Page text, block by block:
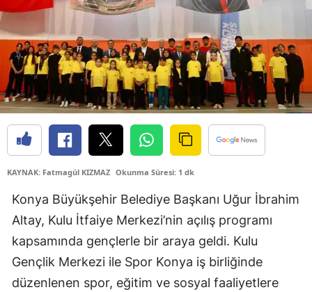
Burdur
Bursa
Çanakkale
Çankırı
Çorum
Denizli
Edirne
Elazığ
Erzincan
KAYNAK: Fatmagül KIZMAZ Okunma Süresi: 1 dk
Konya Büyükşehir Belediye Başkanı Uğur İbrahim
Altay, Kulu İtfaiye Merkezi’nin açılış programı
kapsamında gençlerle bir araya geldi. Kulu
Gençlik Merkezi ile Spor Konya iş birliğinde
düzenlenen spor, eğitim ve sosyal faaliyetlere